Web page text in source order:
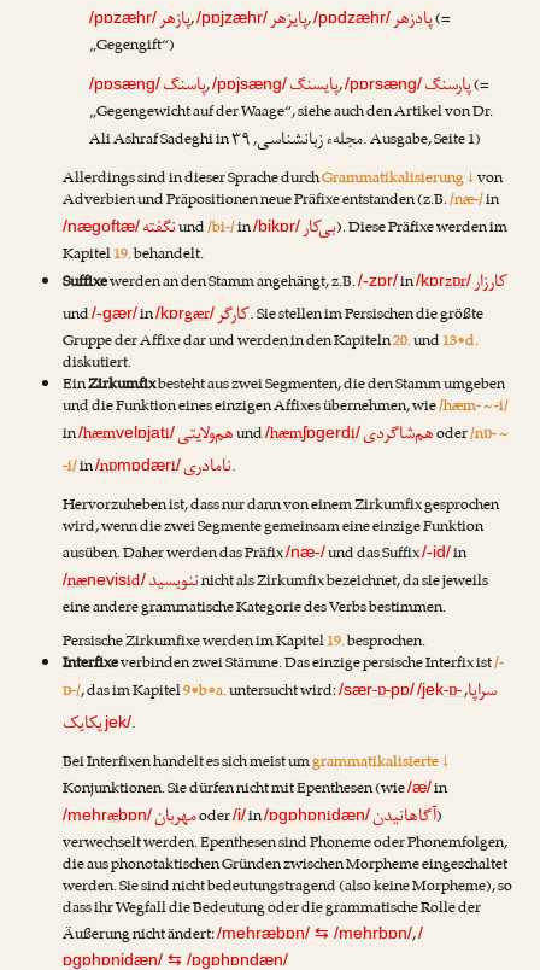
/pɒzæhr/پازهر,/pɒjzæhr/پایزهر,/pɒdzæhr/پادزهر(=
„Gegengift“)
/pɒsæng/پاسنگ,/pɒjsæng/پایسنگ,/pɒrsæng/پارسنگ(=
„Gegengewicht auf der Waage“, siehe auch den Artikel vonDr.
Ali Ashraf Sadeghiin مجلهء زبانشناسی, ۳۹. Ausgabe, Seite 1)
Allerdings sind in dieser Sprache durchGrammatikalisierung ↓von
Adverbien und Präpositionen neue Präfixe entstanden (z.B./næ-/in
/nægoftæ/نگفتهund/bi-/in/bikɒr/بی‌کار). Diese Präfixe werden im
Kapitel19.behandelt.
Suffixewerden an den Stamm angehängt, z.B./-zɒr/in/kɒrzɒr/کارزار
und/-gær/in/kɒrgær/کارگر. Sie stellen im Persischen die größte
Gruppe der Affixe dar und werden in den Kapiteln20.und13•d.
diskutiert.
EinZirkumfixbesteht aus zwei Segmenten, die den Stamm umgeben
und die Funktion eines einzigen Affixes übernehmen, wie/hæm- ~ -i/
in/hæmvelɒjati/هم‌ولایتیund/hæmʃɒgerdi/هم‌شاگردیoder/nɒ- ~
-i/in/nɒmɒdæri/نامادری.
Hervorzuheben ist, dass nur dann von einem Zirkumfix gesprochen
wird, wenn die zwei Segmente gemeinsam eine einzige Funktion
ausüben. Daher werden das Präfix/næ-/und das Suffix/-id/in
/nænevisid/ننویسیدnicht als Zirkumfix bezeichnet, da sie jeweils
eine andere grammatische Kategorie des Verbs bestimmen.
Persische Zirkumfixe werden im Kapitel19.besprochen.
Interfixeverbinden zwei Stämme. Das einzige persische Interfix ist/-
ɒ-/, das im Kapitel9•b•a.untersucht wird:/sær-ɒ-pɒ/ سراپا,
/jek-ɒ-
jek/یکایک
.
Bei Interfixen handelt es sich meist umgrammatikalisierte ↓
Konjunktionen. Sie dürfen nicht mit Epenthesen (wie/æ/in
/mehræbɒn/مهربانoder/i/in/ɒgɒhɒnidæn/آگاهانیدن)
verwechselt werden. Epenthesen sind Phoneme oder Phonemfolgen,
die aus phonotaktischen Gründen zwischen Morpheme eingeschaltet
werden. Sie sind nicht bedeutungstragend (also keine Morpheme), so
dass ihr Wegfall die Bedeutung oder die grammatische Rolle der
Äußerung nicht ändert:/mehræbɒn/⇆ /mehrbɒn/,/
ɒgɒhɒnidæn/⇆ /ɒgɒhɒndæn/